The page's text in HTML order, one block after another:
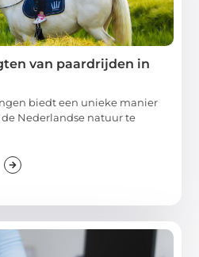
van paardrijden in
biedt een unieke manier
Nederlandse natuur te